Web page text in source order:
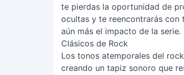
te pierdas la oportunidad de
ocultas y te reencontrarás con
aún más el impacto de la serie.
Clásicos de Rock
Los tonos atemporales del
creando un tapiz sonoro que